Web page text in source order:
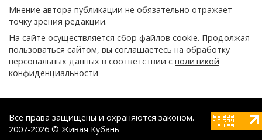
Мнение автора публикации не обязательно отражает
точку зрения редакции.
На сайте осуществляется сбор файлов cookie. Продолжая
пользоваться сайтом, вы соглашаетесь на обработку
персональных данных в соответствии с политикой
конфиденциальности
Все права защищены и охраняются законом.
2007-2026 © Живая Кубань